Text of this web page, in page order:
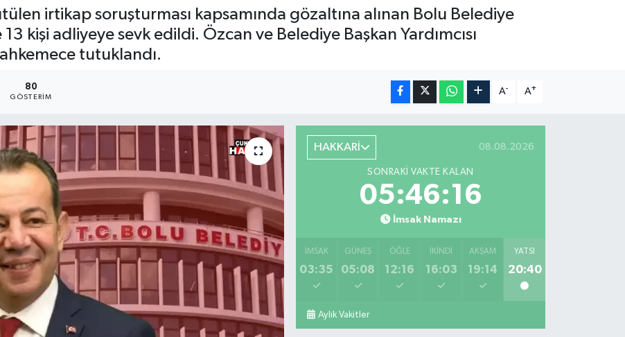
irtikap soruşturması kapsamında gözaltına alınan Bolu Belediye
kişi adliyeye sevk edildi. Özcan ve Belediye Başkan Yardımcısı
tutuklandı.
80
GÖSTERIM
A- A+
HAKKARİ 08.08.2026
SONRAKI VAKTE KALAN
05:46:16
İmsak Namazı
İMSAK
03:35
GÜNEŞ
05:08
ÖĞLE
12:16
İKINDI
16:03
AKŞAM
19:14
YATSI
20:40
Aylık Vakitler